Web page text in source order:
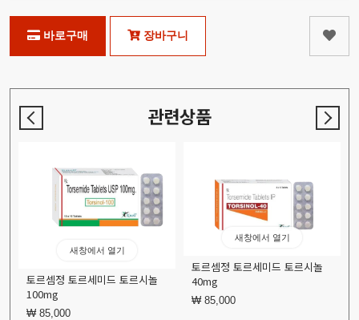
바로구매 장바구니
관련상품
새창에서 열기
토르셈정 토르세미드 토르시놀
100mg
₩ 85,000
새창에서 열기
토르셈정 토르세미드 토르시놀
40mg
₩ 85,000